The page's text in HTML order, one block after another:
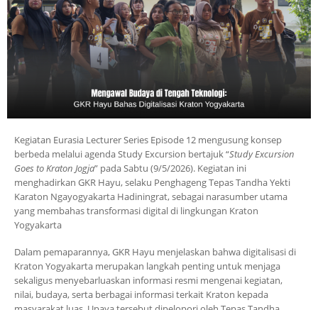
Kegiatan Eurasia Lecturer Series Episode 12 mengusung konsep
berbeda melalui agenda Study Excursion bertajuk “Study Excursion
Goes to Kraton Jogja” pada Sabtu (9/5/2026). Kegiatan ini
menghadirkan GKR Hayu, selaku Penghageng Tepas Tandha Yekti
Karaton Ngayogyakarta Hadiningrat, sebagai narasumber utama
yang membahas transformasi digital di lingkungan Kraton
Yogyakarta
Dalam pemaparannya, GKR Hayu menjelaskan bahwa digitalisasi di
Kraton Yogyakarta merupakan langkah penting untuk menjaga
sekaligus menyebarluaskan informasi resmi mengenai kegiatan,
nilai, budaya, serta berbagai informasi terkait Kraton kepada